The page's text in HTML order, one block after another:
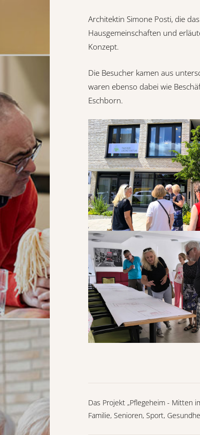
Architektin Simone Posti, die
Hausgemeinschaften und
Konzept.
Die Besucher kamen aus
waren ebenso dabei wie
Eschborn.
Das Projekt „Pflegeheim - Mitten
Familie, Senioren, Sport,